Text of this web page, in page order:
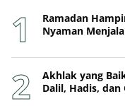
Ramadan
Nyaman
Akhlak yang
Dalil, Hadis,